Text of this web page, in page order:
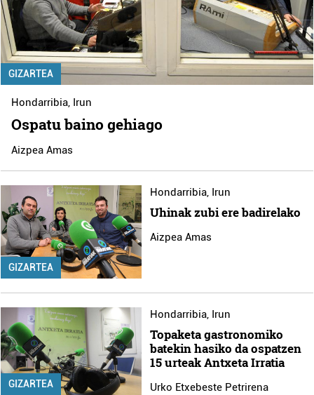
GIZARTEA
Hondarribia, Irun
Ospatu baino gehiago
Aizpea Amas
GIZARTEA
Hondarribia, Irun
Uhinak zubi ere badirelako
Aizpea Amas
GIZARTEA
Hondarribia, Irun
Topaketa gastronomiko
batekin hasiko da ospatzen
15 urteak Antxeta Irratia
Urko Etxebeste Petrirena